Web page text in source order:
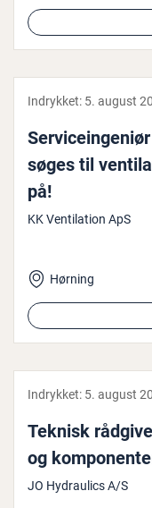
Indrykket: 5. august
søges til
på!
KK Ventilation ApS
Hørning
Indrykket: 5. august
Teknisk
og
JO Hydraulics A/S